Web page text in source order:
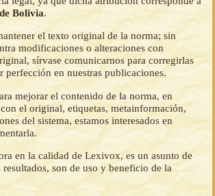
Bolivia.
el texto original de la norma; sin
modificaciones o alteraciones con
sírvase comunicarnos para corregirlas
perfección en nuestras publicaciones.
mejorar el contenido de la norma, en
el original, etiquetas, metainformación,
del sistema, estamos interesados en
en la calidad de Lexivox, es un asunto de
son de uso y beneficio de la